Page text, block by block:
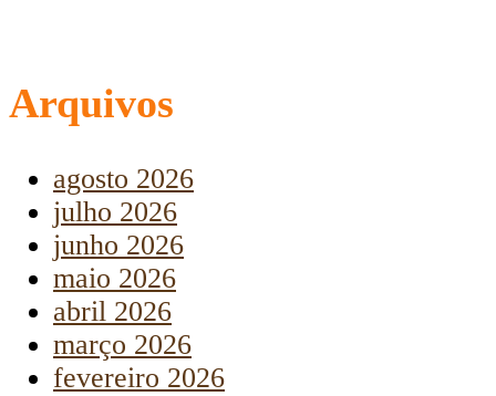
Arquivos
agosto 2026
julho 2026
junho 2026
maio 2026
abril 2026
março 2026
fevereiro 2026